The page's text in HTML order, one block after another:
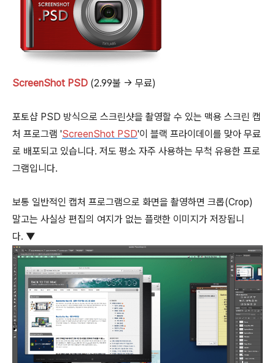
ScreenShot PSD (2.99불 → 무료)
포토샵 PSD 방식으로 스크린샷을 촬영할 수 있는 맥용 스크린 캡
처 프로그램 'ScreenShot PSD'이 블랙 프라이데이를 맞아 무료
로 배포되고 있습니다. 저도 평소 자주 사용하는 무척 유용한 프로
그램입니다.
보통 일반적인 캡처 프로그램으로 화면을 촬영하면 크롭(Crop)
말고는 사실상 편집의 여지가 없는 플랫한 이미지가 저장됩니
다. ▼